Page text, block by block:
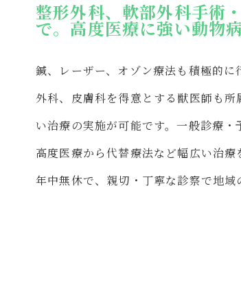
整形外科、軟部外科手術
で。高度医療に強い動物
鍼、レーザー、オゾン療法も積極的に
外科、皮膚科を得意とする獣医師も
い治療の実施が可能です。一般診療・
高度医療から代替療法など幅広い治療
年中無休で、親切・丁寧な診察で地域